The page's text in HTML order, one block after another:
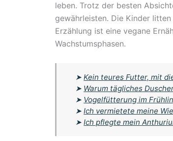
leben. Trotz der besten
gewährleisten. Die Kinder
Erzählung ist eine vegane
Wachstumsphasen.
➤Kein teures Futter, mit
➤ Warum tägliches
➤ Vogelfütterung im
➤Ich vermietete meine
➤Ich pflegte mein